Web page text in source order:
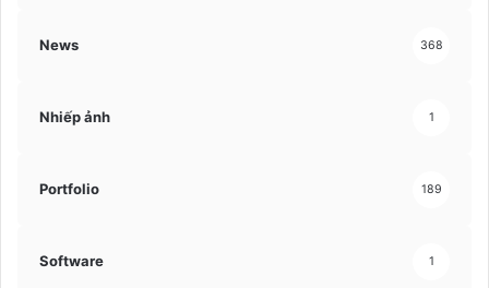
News 368
Nhiếp ảnh 1
Portfolio 189
Software 1